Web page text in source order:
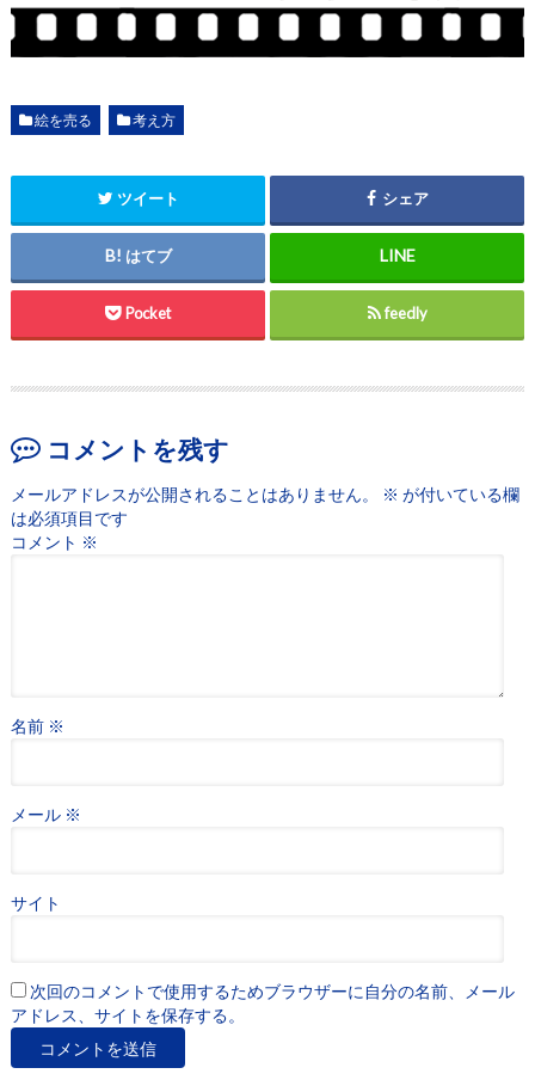
絵を売る 考え方
ツイート シェア
はてブ
Pocket feedly
コメントを残す
メールアドレスが公開されることはありません。 ※ が付いている欄
は必須項目です
コメント ※
名前 ※
メール ※
サイト
次回のコメントで使用するためブラウザーに自分の名前、メール
アドレス、サイトを保存する。